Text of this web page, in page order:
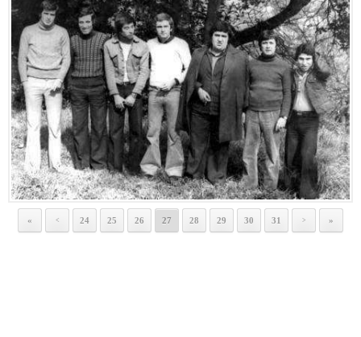
« < 24 25 26 27 28 29 30 31 > »